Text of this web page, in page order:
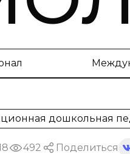
дошкольная
492 Поделиться